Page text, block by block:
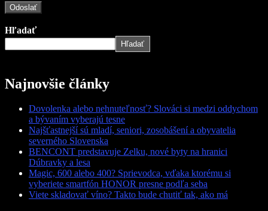
Hľadať
Hľadať
Najnovšie články
Dovolenka alebo nehnuteľnosť? Slováci si medzi oddychom
a bývaním vyberajú tesne
Najšťastnejší sú mladí, seniori, zosobášení a obyvatelia
severného Slovenska
BENCONT predstavuje Zelku, nové byty na hranici
Dúbravky a lesa
Magic, 600 alebo 400? Sprievodca, vďaka ktorému si
vyberiete smartfón HONOR presne podľa seba
Viete skladovať víno? Takto bude chutiť tak, ako má